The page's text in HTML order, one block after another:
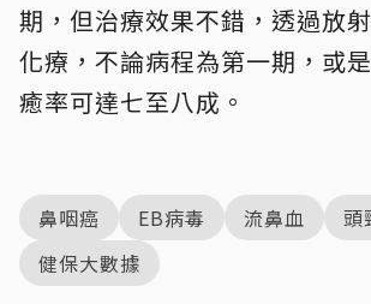
期，但治療效果不錯，透過放
化療，不論病程為第一期，或
癒率可達七至八成。
鼻咽癌 EB病毒 流鼻血
頭
健保大數據